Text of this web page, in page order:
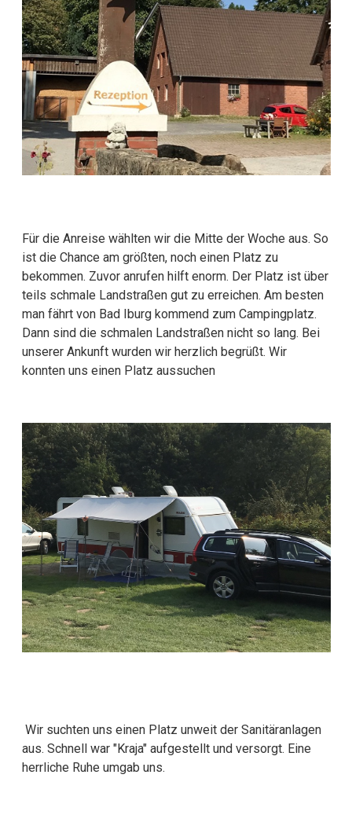
Für die Anreise wählten wir die Mitte der Woche aus. So
ist die Chance am größten, noch einen Platz zu
bekommen. Zuvor anrufen hilft enorm. Der Platz ist über
teils schmale Landstraßen gut zu erreichen. Am besten
man fährt von Bad Iburg kommend zum Campingplatz.
Dann sind die schmalen Landstraßen nicht so lang. Bei
unserer Ankunft wurden wir herzlich begrüßt. Wir
konnten uns einen Platz aussuchen
Wir suchten uns einen Platz unweit der Sanitäranlagen
aus. Schnell war "Kraja" aufgestellt und versorgt. Eine
herrliche Ruhe umgab uns.